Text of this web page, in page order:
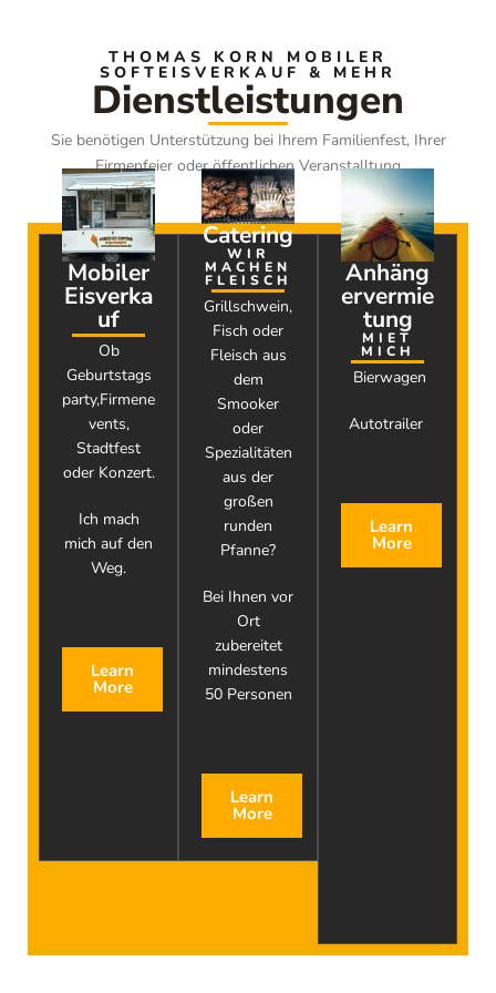
THOMAS KORN MOBILER
SOFTEISVERKAUF & MEHR
Dienstleistungen
Sie benötigen Unterstützung bei Ihrem Familienfest, Ihrer
Firmenfeier oder öffentlichen Veranstalltung
Mobiler
Eisverka
uf
Ob
Geburtstags
party,Firmene
vents,
Stadtfest
oder Konzert.
Ich mach
mich auf den
Weg.
Learn
More
Catering
WIR
MACHEN
FLEISCH
Grillschwein,
Fisch oder
Fleisch aus
dem
Smooker
oder
Spezialitäten
aus der
großen
runden
Pfanne?
Bei Ihnen vor
Ort
zubereitet
mindestens
50 Personen
Learn
More
Anhäng
ervermie
tung
MIET
MICH
Bierwagen
Autotrailer
Learn
More